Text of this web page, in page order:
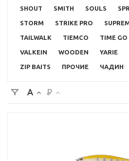
SHOUT SMITH SOULS
STORM STRIKE PRO
TAILWALK TIEMCO TIME GO
VALKEIN WOODEN YARIE
ZIP BAITS ПРОЧИЕ ЧАДИН